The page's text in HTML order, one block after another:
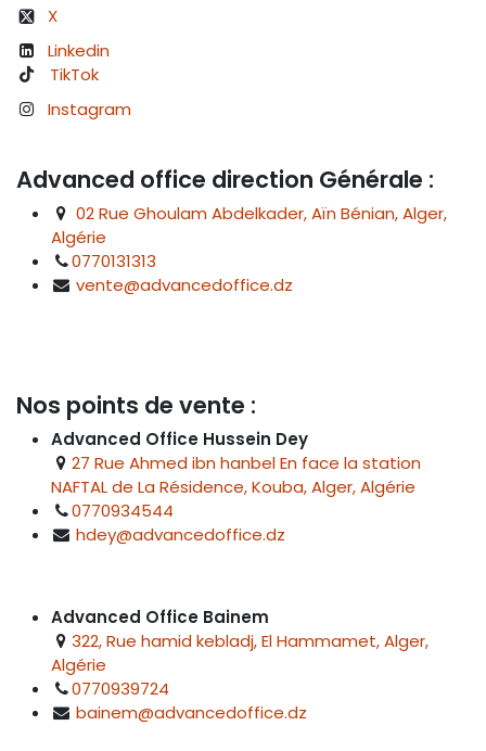
X
Linkedin
TikTok
Instagram
Advanced office direction Générale :
02 Rue Ghoulam Abdelkader, Aïn Bénian, Alger,
Algérie
0770131313
vente@advancedoffice.dz
Nos points de vente :
Advanced Office Hussein Dey
27 Rue Ahmed ibn hanbel En face la station
NAFTAL de La Résidence, Kouba, Alger, Algérie
0770934544
hdey@advancedoffice.dz
Advanced Office Bainem
322, Rue hamid kebladj, El Hammamet, Alger,
Algérie
0770939724
bainem@advancedoffice.dz